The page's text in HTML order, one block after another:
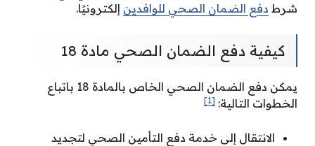
شرط دفع الضمان الصحي للوافدين إلكترونيًا.
كيفية دفع الضمان الصحي مادة 18
يمكن دفع الضمان الصحي الخاص بالمادة 18 باتباع
الخطوات التالية: [1]
الانتقال إلى خدمة دفع التأمين الصحي لتجديد